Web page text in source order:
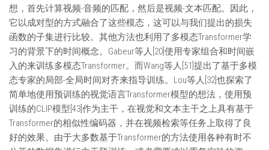
想，首先计算视频-音频的匹配，然后是视频-文本匹配。因此，
它以成对型的方式融合了这些模态，这可以与我们提出的损失
函数的子集进行比较。其他方法也利用了多模态Transformer学
习的背景下的时间概念。Gabeur等人[20]使用专家组合和时间嵌
入的来训练多模态Transformer。而Wang等人[51]提出了基于多模
态专家的局部-全局时间对齐来指导训练。Lou等人[32]也探索了
简单地使用预训练的视觉语言Transformer模型的想法，使用预
训练的CLIP模型[43]作为主干，在视觉和文本主干之上具有基于
Transformer的相似性编码器，并在视频检索等任务上取得了良
好的效果。由于大多数基于Transformer的方法使用各种有时不